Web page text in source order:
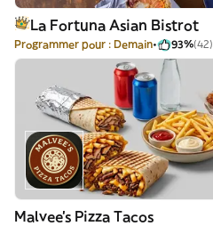
La Fortuna Asian Bistrot
Programmer pour : Demain 93%(42)
Malvee’s Pizza Tacos